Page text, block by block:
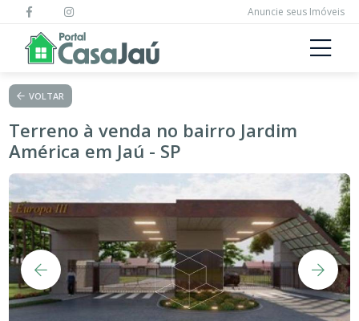
Anuncie seus Imóveis
VOLTAR
Terreno à venda no bairro Jardim
América em Jaú - SP